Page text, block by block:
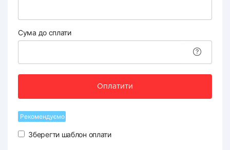
Сума до сплати
Оплатити
Рекомендуємо
Зберегти шаблон оплати